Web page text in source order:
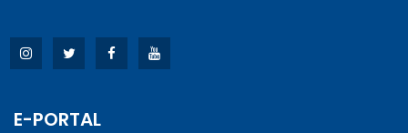
E-PORTAL